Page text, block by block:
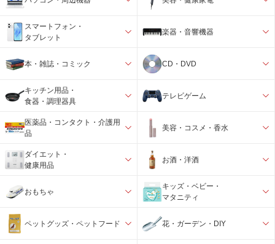
スマートフォン・
タブレット
楽器・音響機器
本・雑誌・コミック CD・DVD
キッチン用品・
食器・調理器具
テレビゲーム
医薬品・コンタクト・介護用
品
美容・コスメ・香水
ダイエット・
健康用品
お酒・洋酒
おもちゃ
キッズ・ベビー・
マタニティ
ペットグッズ・ペットフード 花・ガーデン・DIY